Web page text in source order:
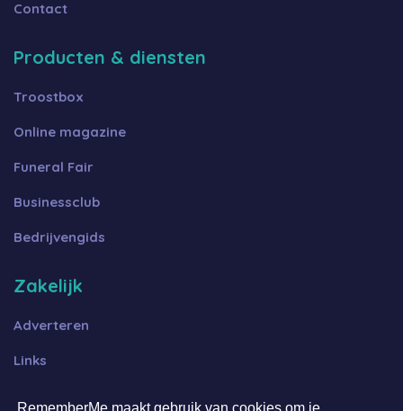
RememberMe maakt gebruik van cookies om je
Contact
Producten & diensten
Troostbox
Online magazine
Funeral Fair
Businessclub
Bedrijvengids
Zakelijk
Adverteren
Links